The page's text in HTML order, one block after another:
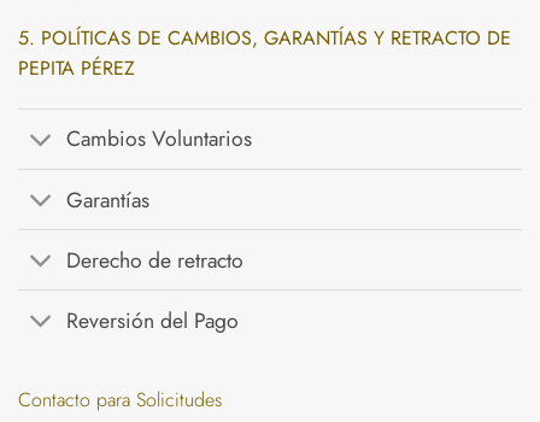
5. POLÍTICAS DE CAMBIOS, GARANTÍAS Y RETRACTO DE
PEPITA PÉREZ
Cambios Voluntarios
Garantías
Derecho de retracto
Reversión del Pago
Contacto para Solicitudes